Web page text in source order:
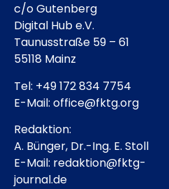
c/o Gutenberg
Digital Hub e.V.
Taunusstraße 59 – 61
55118 Mainz
Tel: +49 172 834 7754
E-Mail: office@fktg.org
Redaktion:
A. Bünger, Dr.-Ing. E. Stoll
E-Mail: redaktion@fktg-
journal.de